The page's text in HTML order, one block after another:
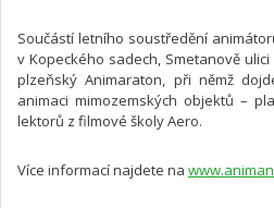
Součástí letního soustředění
v Kopeckého sadech, Smetanově
plzeňský Animaraton, při němž
animaci mimozemských objektů –
lektorů z filmové školy Aero.
Více informací najdete na